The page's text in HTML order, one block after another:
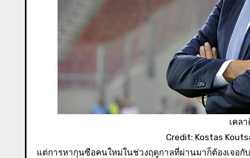
เคล
Credit: Kostas
แต่การหากุนซือคนใหม่ในช่วงฤดูกาลที่ผ่านมาก็ต้องเจอกั